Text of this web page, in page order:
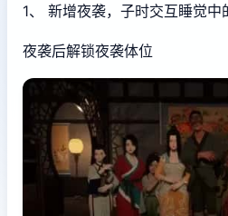
1、 新增夜袭，子时交互睡觉
夜袭后解锁夜袭体位